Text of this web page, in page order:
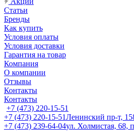
Статьи
Бренды
Как купить
Условия оплаты
Условия доставки
Гарантия на товар
Компания
О компании
Отзывы
Контакты
Контакты
+7 (473) 220-15-51
+7 (473) 220-15-51Ленинский пр-т,
+7 (473) 239-64-04ул. Холмистая, 68,